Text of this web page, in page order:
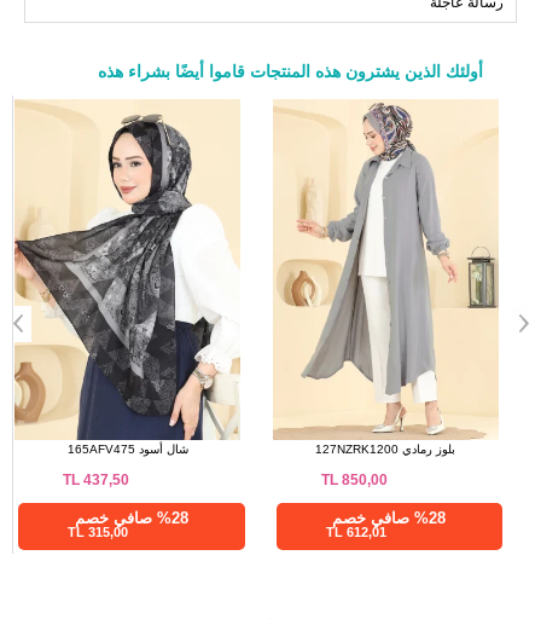
أولئك الذين يشترون هذه المنتجات قاموا أيضًا بشراء هذه
a>
بلوز رمادي 127NZRK1200
850,00
TL
%28 صافي خصم
612,01 TL
طقم أسود 2739AYD574
1.150,00
TL
%28 صافي خصم
828,00 TL